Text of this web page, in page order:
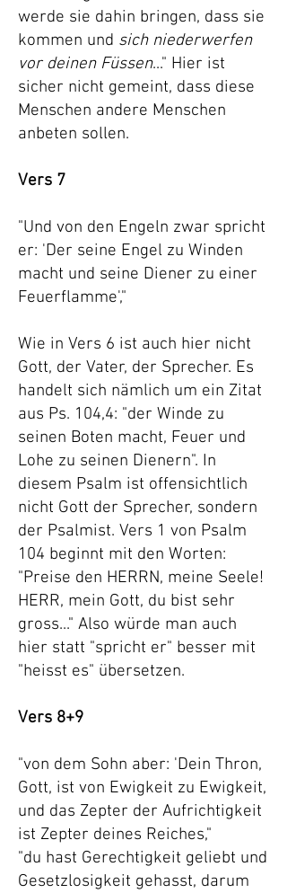
werde sie dahin bringen, dass sie
kommen und sich niederwerfen
vor deinen Füssen..." Hier ist
sicher nicht gemeint, dass diese
Menschen andere Menschen
anbeten sollen.
Vers 7
"Und von den Engeln zwar spricht
er: 'Der seine Engel zu Winden
macht und seine Diener zu einer
Feuerflamme',"
Wie in Vers 6 ist auch hier nicht
Gott, der Vater, der Sprecher. Es
handelt sich nämlich um ein Zitat
aus Ps. 104,4: "der Winde zu
seinen Boten macht, Feuer und
Lohe zu seinen Dienern". In
diesem Psalm ist offensichtlich
nicht Gott der Sprecher, sondern
der Psalmist. Vers 1 von Psalm
104 beginnt mit den Worten:
"Preise den HERRN, meine Seele!
HERR, mein Gott, du bist sehr
gross..." Also würde man auch
hier statt "spricht er" besser mit
"heisst es" übersetzen.
Vers 8+9
"von dem Sohn aber: 'Dein Thron,
Gott, ist von Ewigkeit zu Ewigkeit,
und das Zepter der Aufrichtigkeit
ist Zepter deines Reiches,"
"du hast Gerechtigkeit geliebt und
Gesetzlosigkeit gehasst, darum